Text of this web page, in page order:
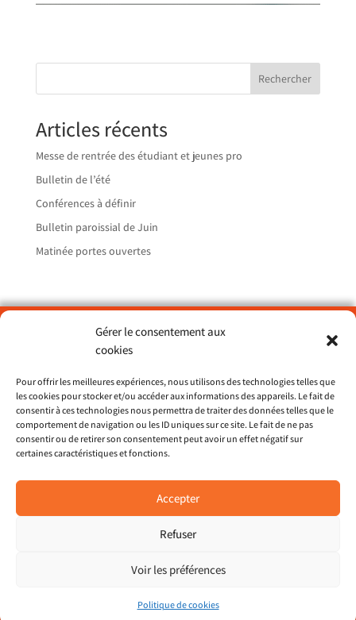
Gérer le consentement aux
cookies
Pour offrir les meilleures expériences, nous utilisons des technologies telles que
les cookies pour stocker et/ou accéder aux informations des appareils. Le fait de
consentir à ces technologies nous permettra de traiter des données telles que le
comportement de navigation ou les ID uniques sur ce site. Le fait de ne pas
consentir ou de retirer son consentement peut avoir un effet négatif sur
certaines caractéristiques et fonctions.
Accepter
Refuser
Voir les préférences
Politique de cookies
Rechercher
Articles récents
Messe de rentrée des étudiant et jeunes pro
Bulletin de l’été
Conférences à définir
Bulletin paroissial de Juin
Matinée portes ouvertes
Paroisse Sainte Catherine du Petit Port – Nantes
> St François d’Assise
> St Dominique
Site du diocèse 44
Restons en contact
Pour recevoir les nouvelles paroissiales et le
bulletin mensuel,
Je souhaite recevoir le bulletin